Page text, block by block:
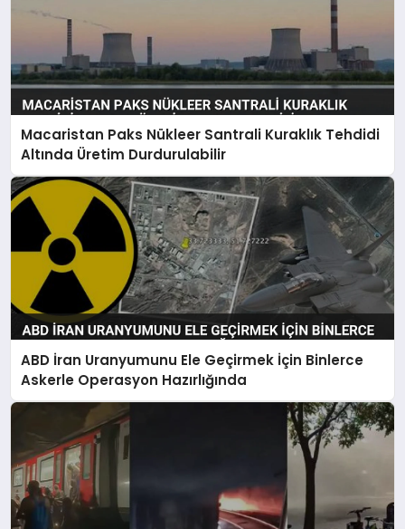
Macaristan Paks Nükleer Santrali Kuraklık Tehdidi
Altında Üretim Durdurulabilir
ABD İran Uranyumunu Ele Geçirmek İçin Binlerce
Askerle Operasyon Hazırlığında